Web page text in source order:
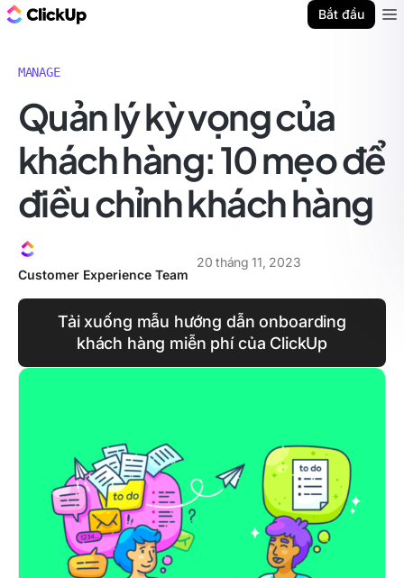
Bắt đầu
MANAGE
Quản lý kỳ vọng của
khách hàng: 10 mẹo để
điều chỉnh khách hàng
Customer Experience Team
20 tháng 11, 2023
Tải xuống mẫu hướng dẫn onboarding
khách hàng miễn phí của ClickUp